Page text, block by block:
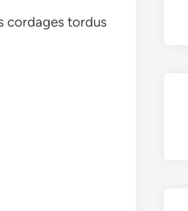
cordages tordus